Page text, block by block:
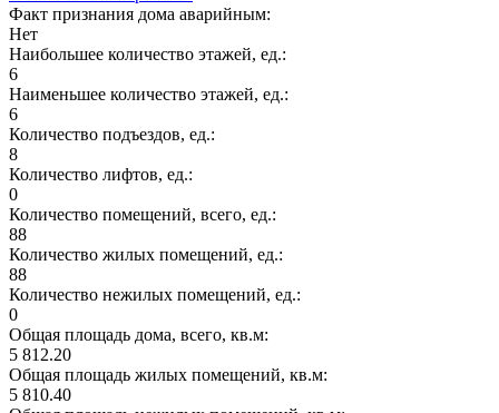
Факт признания дома аварийным:
Нет
Наибольшее количество этажей, ед.:
6
Наименьшее количество этажей, ед.:
6
Количество подъездов, ед.:
8
Количество лифтов, ед.:
0
Количество помещений, всего, ед.:
88
Количество жилых помещений, ед.:
88
Количество нежилых помещений, ед.:
0
Общая площадь дома, всего, кв.м:
5 812.20
Общая площадь жилых помещений, кв.м:
5 810.40